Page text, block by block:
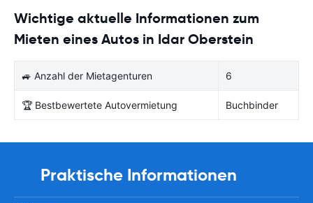
Wichtige aktuelle Informationen zum
Mieten eines Autos in Idar Oberstein
🚙 Anzahl der Mietagenturen 6
🏆 Bestbewertete Autovermietung Buchbinder
Praktische Informationen